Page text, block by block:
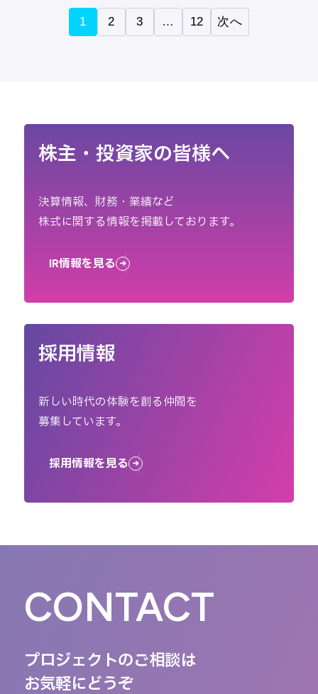
1 2 3 … 12 次へ
株主・投資家の皆様へ
決算情報、財務・業績など
株式に関する情報を掲載しております。
IR情報を見る
採用情報
新しい時代の体験を創る仲間を
募集しています。
採用情報を見る
CONTACT
プロジェクトのご相談は
お気軽にどうぞ